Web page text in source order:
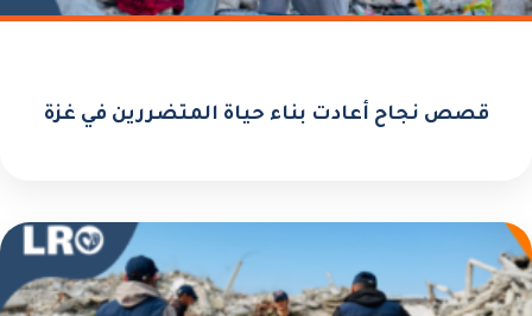
قصص نجاح أعادت بناء حياة المتضررين في غزة